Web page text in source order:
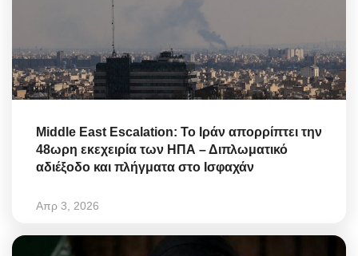
Middle East Escalation: Το Ιράν απορρίπτει την
48ωρη εκεχειρία των ΗΠΑ – Διπλωματικό
αδιέξοδο και πλήγματα στο Ισφαχάν
Απρ 3, 2026